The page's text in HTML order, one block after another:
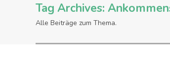
Tag Archives:
Alle Beiträge zum Thema.